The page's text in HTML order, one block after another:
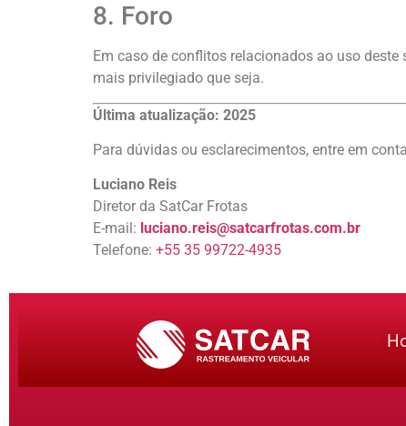
8. Foro
Em caso de conflitos relacionados ao uso
mais privilegiado que seja.
Última atualização: 2025
Para dúvidas ou esclarecimentos, entre em
Luciano Reis
Diretor da SatCar Frotas
E-mail: luciano.reis@satcarfrotas.com.br
Telefone: +55 35 99722-4935